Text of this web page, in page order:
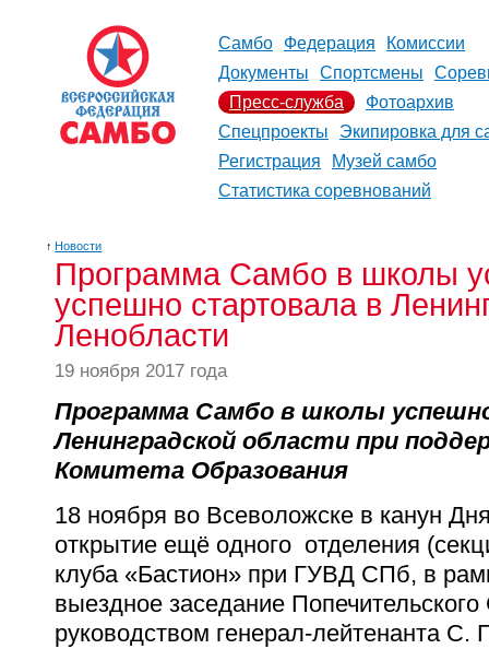
Самбо Федерация
Комиссии
Документы
Спортсмены
Пресс-служба
Фотоархив
Спецпроекты
Экипировка для
Регистрация
Музей самбо
Статистика соревнований
↑ Новости
Программа Самбо в школы
успешно стартовала в
Ленобласти
19 ноября 2017 года
Программа Самбо в школы
Ленинградской области при
Комитета Образования
18 ноября во Всеволожске в канун
открытие ещё одного отделения
клуба «Бастион» при ГУВД СПб, в
выездное заседание
руководством генерал-лейтенанта